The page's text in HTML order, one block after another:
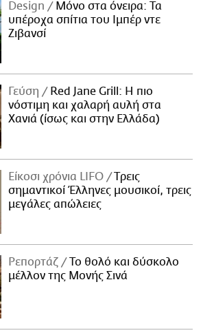
Design
Μόνο στα όνειρα: Τα
υπέροχα σπίτια του Ιμπέρ ντε
Ζιβανσί
Γεύση
Red Jane Grill: Η πιο
νόστιμη και χαλαρή αυλή στα
Χανιά (ίσως και στην Ελλάδα)
Είκοσι χρόνια LIFO
Tρεις
σημαντικοί Έλληνες μουσικοί, τρεις
μεγάλες απώλειες
Ρεπορτάζ
Το θολό και δύσκολο
μέλλον της Μονής Σινά